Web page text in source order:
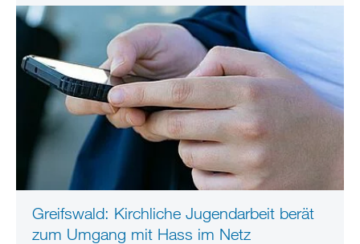
Greifswald: Kirchliche Jugendarbeit berät
zum Umgang mit Hass im Netz